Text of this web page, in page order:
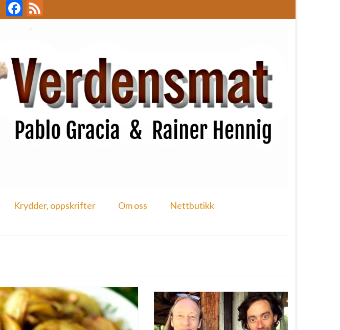
Facebook
Krydder, oppskrifter Om oss Nettbutikk